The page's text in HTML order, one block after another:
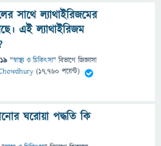
সাথে ল্যাথাইরিজমের
এই ল্যাথাইরিজম
"স্বাস্থ্য ও চিকিৎসা" বিভাগে জিজ্ঞাসা
(17,760 পয়েন্ট)
ঘরোয়া পদ্ধতি কি